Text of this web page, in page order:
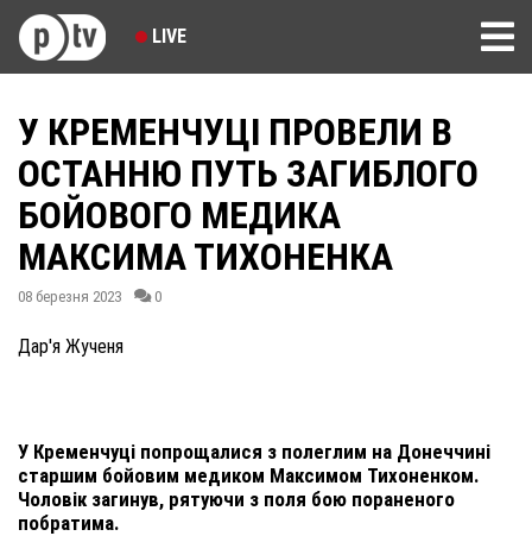
LIVE
У КРЕМЕНЧУЦІ ПРОВЕЛИ В
ОСТАННЮ ПУТЬ ЗАГИБЛОГО
БОЙОВОГО МЕДИКА
МАКСИМА ТИХОНЕНКА
08 березня 2023 0
Дар'я Жученя
У Кременчуці попрощалися з полеглим на Донеччині
старшим бойовим медиком Максимом Тихоненком.
Чоловік загинув, рятуючи з поля бою пораненого
побратима.